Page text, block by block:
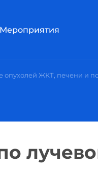
Мероприятия
опухолей ЖКТ, печени и